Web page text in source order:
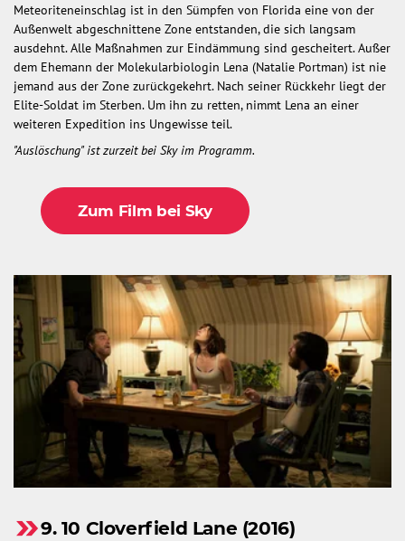
Meteoriteneinschlag ist in den Sümpfen von Florida eine von der
Außenwelt abgeschnittene Zone entstanden, die sich langsam
ausdehnt. Alle Maßnahmen zur Eindämmung sind gescheitert. Außer
dem Ehemann der Molekularbiologin Lena (Natalie Portman) ist nie
jemand aus der Zone zurückgekehrt. Nach seiner Rückkehr liegt der
Elite-Soldat im Sterben. Um ihn zu retten, nimmt Lena an einer
weiteren Expedition ins Ungewisse teil.
"Auslöschung" ist zurzeit bei Sky im Programm.
Zum Film bei Sky
9. 10 Cloverfield Lane (2016)